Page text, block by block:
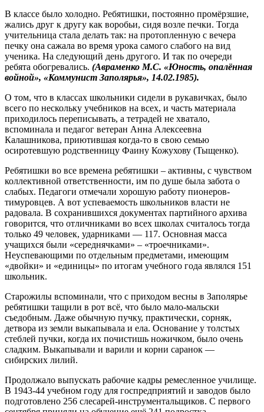
В классе было холодно. Ребятишки, постоянно промёрзшие,
жались друг к другу как воробьи, сидя возле печки. Тогда
учительница стала делать так: на протопленную с вечера
печку она сажала во время урока самого слабого на вид
ученика. На следующий день другого. И так по очереди
ребята обогревались. (Авраменко М.С. «Юность, опалённая
войной», «Коммунист Заполярья», 14.02.1985).
О том, что в классах школьники сидели в рукавичках, было
всего по нескольку учебников на всех, и часть материала
приходилось переписывать, а тетрадей не хватало,
вспоминала и педагог ветеран Анна Алексеевна
Калашникова, приютившая когда-то в свою семью
осиротевшую родственницу Фаину Кожухову (Тыщенко).
Ребятишки во все времена ребятишки – активны, с чувством
коллективной ответственности, им по душе была забота о
слабых. Педагоги отмечали хорошую работу пионеров-
тимуровцев. А вот успеваемость школьников власти не
радовала. В сохранившихся документах партийного архива
говорится, что отличниками во всех школах считалось тогда
только 49 человек, ударниками — 117. Основная масса
учащихся были «середнячками» – «троечниками».
Неуспевающими по отдельным предметами, имеющим
«двойки» и «единицы» по итогам учебного года являлся 151
школьник.
Старожилы вспоминали, что с приходом весны в Заполярье
ребятишки тащили в рот всё, что было мало-мальски
съедобным. Даже обычную пучку, практически, сорняк,
детвора из земли выкапывала и ела. Основание у толстых
стеблей пучки, когда их почистишь ножичком, было очень
сладким. Выкапывали и варили и корни саранок —
сибирских лилий.
Продолжало выпускать рабочие кадры ремесленное училище.
В 1943-44 учебном году для госпредприятий и заводов было
подготовлено 256 слесарей-инструментальщиков. С первого